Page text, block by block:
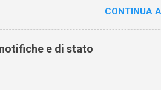
lasciati sotto un video qualche
po' di tempo prima di trovare
modo si potesse chiamare questo
di YouTube, lasciati sotto ai video
ha avuto già da molto tempo una
CONTINUA
e di stato